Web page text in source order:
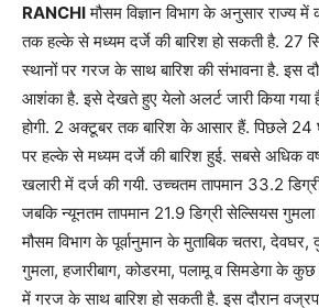
RANCHIमौसम विज्ञान विभाग के अनुसार राज्य
तक हल्के से मध्यम दर्जे की बारिश हो सकती है. 27
स्थानों पर गरज के साथ बारिश की संभावना है. इस
आशंका है. इसे देखते हुए येलो अलर्ट जारी किया गया
होगी. 2 अक्टूबर तक बारिश के आसार हैं. पिछले
पर हल्के से मध्यम दर्जे की बारिश हुई. सबसे अधिक
खलारी में दर्ज की गयी. उच्चतम तापमान 33.2
जबकि न्यूनतम तापमान 21.9 डिग्री सेल्सियस गुमला
मौसम विभाग के पूर्वानुमान के मुताबिक चतरा, देवघर,
गुमला, हजारीबाग, कोडरमा, पलामू व सिमडेगा के
में गरज के साथ बारिश हो सकती है. इस दौरान